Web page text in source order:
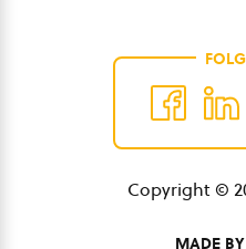
Copyright ©
MADE BY